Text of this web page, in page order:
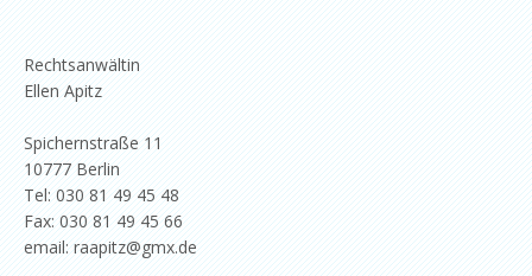
Rechtsanwältin
Ellen Apitz
Spichernstraße 11
10777 Berlin
Tel: 030 81 49 45 48
Fax: 030 81 49 45 66
email: raapitz@gmx.de